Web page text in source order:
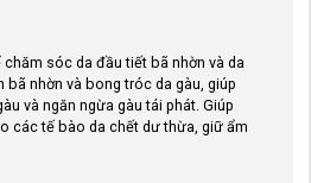
chăm sóc da đầu tiết bã nhờn và da
bã nhờn và bong tróc da gàu, giúp
và ngăn ngừa gàu tái phát. Giúp
các tế bào da chết dư thừa, giữ ẩm